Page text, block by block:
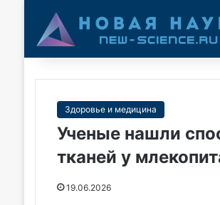
Здоровье и медицина
Ученые нашли
тканей у
19.06.2026